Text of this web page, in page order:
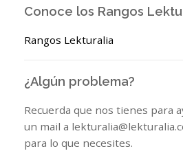
Conoce los Rangos
Rangos Lekturalia
¿Algún problema?
Recuerda que nos tienes para
un mail a
para lo que necesites.